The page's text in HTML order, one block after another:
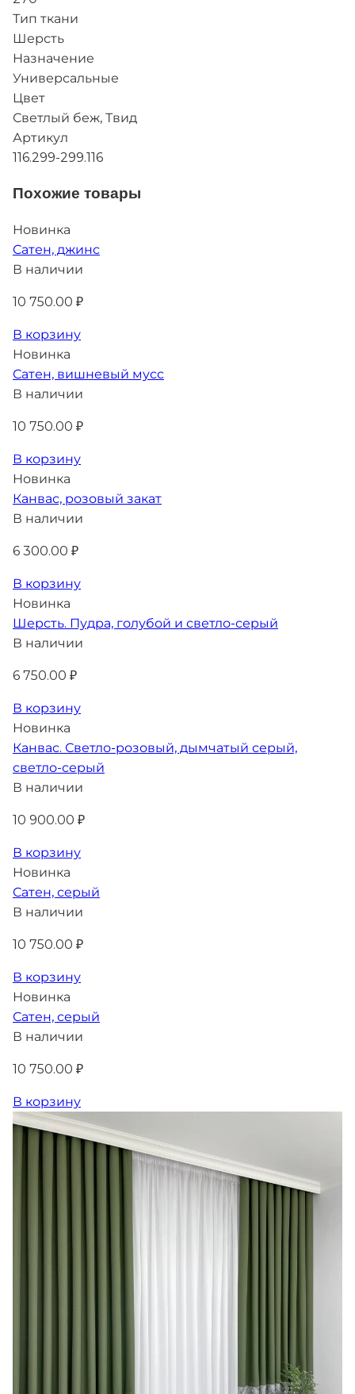
Тип ткани
Шерсть
Назначение
Универсальные
Цвет
Светлый беж, Твид
Артикул
116.299-299.116
Похожие товары
Новинка
Сатен, джинс
В наличии
10 750.00 ₽
В корзину
Новинка
Сатен, вишневый мусс
В наличии
10 750.00 ₽
В корзину
Новинка
Канвас, розовый закат
В наличии
6 300.00 ₽
В корзину
Новинка
Шерсть. Пудра, голубой и светло-серый
В наличии
6 750.00 ₽
В корзину
Новинка
Канвас. Светло-розовый, дымчатый серый,
светло-серый
В наличии
10 900.00 ₽
В корзину
Новинка
Сатен, серый
В наличии
10 750.00 ₽
В корзину
Новинка
Сатен, серый
В наличии
10 750.00 ₽
В корзину